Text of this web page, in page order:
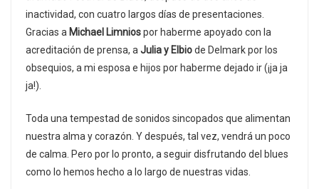
inactividad, con cuatro largos días de presentaciones.
Gracias a Michael Limniospor haberme apoyado con la
acreditación de prensa, a Julia y Elbiode Delmark por los
obsequios, a mi esposa e hijos por haberme dejado ir (¡ja ja
ja!).
Toda una tempestad de sonidos sincopados que alimentan
nuestra alma y corazón. Y después, tal vez, vendrá un poco
de calma. Pero por lo pronto, a seguir disfrutando del blues
como lo hemos hecho a lo largo de nuestras vidas.